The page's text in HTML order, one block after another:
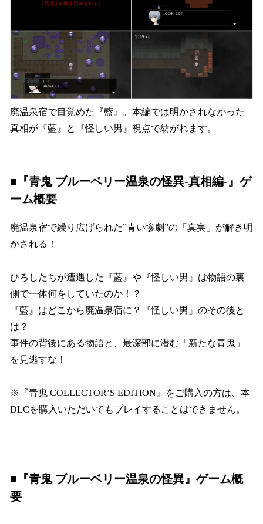
廃温泉宿で目覚めた『藍』。本編では明かされなかった
真相が『藍』と『怪しい男』視点で紡がれます。
■『青鬼 ブルーベリー温泉の怪異-真相編-』ゲ
ーム概要
廃温泉宿で繰り広げられた”青い惨劇”の「真実」が解き明
かされる！
ひろしたちが遭遇した『藍』や『怪しい男』は物語の裏
側で一体何をしていたのか！？
『藍』はどこから廃温泉宿に？『怪しい男』のその後と
は？
事件の背後にある物語と、最深部に潜む「新たな青鬼」
を見逃すな！
※『青鬼 COLLECTOR’S EDITION』をご購入の方は、本
DLCを購入いただいてもプレイすることはできません。
■『青鬼 ブルーベリー温泉の怪異』ゲーム概
要